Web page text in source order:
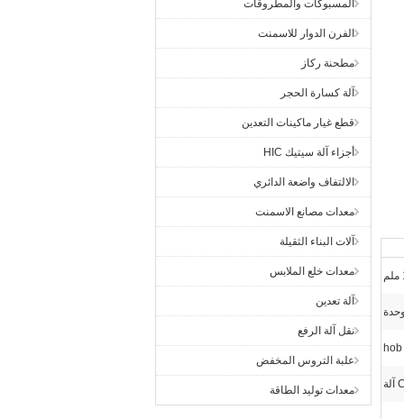
المسبوكات والمطروقات
الفرن الدوار للاسمنت
مطحنة ركاز
آلة كسارة الحجر
قطع غيار ماكينات التعدين
أجزاء آلة سيتيك HIC
الالتفاف واضعة الدائري
معدات مصانع الاسمنت
آلات البناء الثقيلة
معدات خلع الملابس
آلة تعدين
نقل آلة الرفع
علبة التروس المخفض
معدات توليد الطاقة